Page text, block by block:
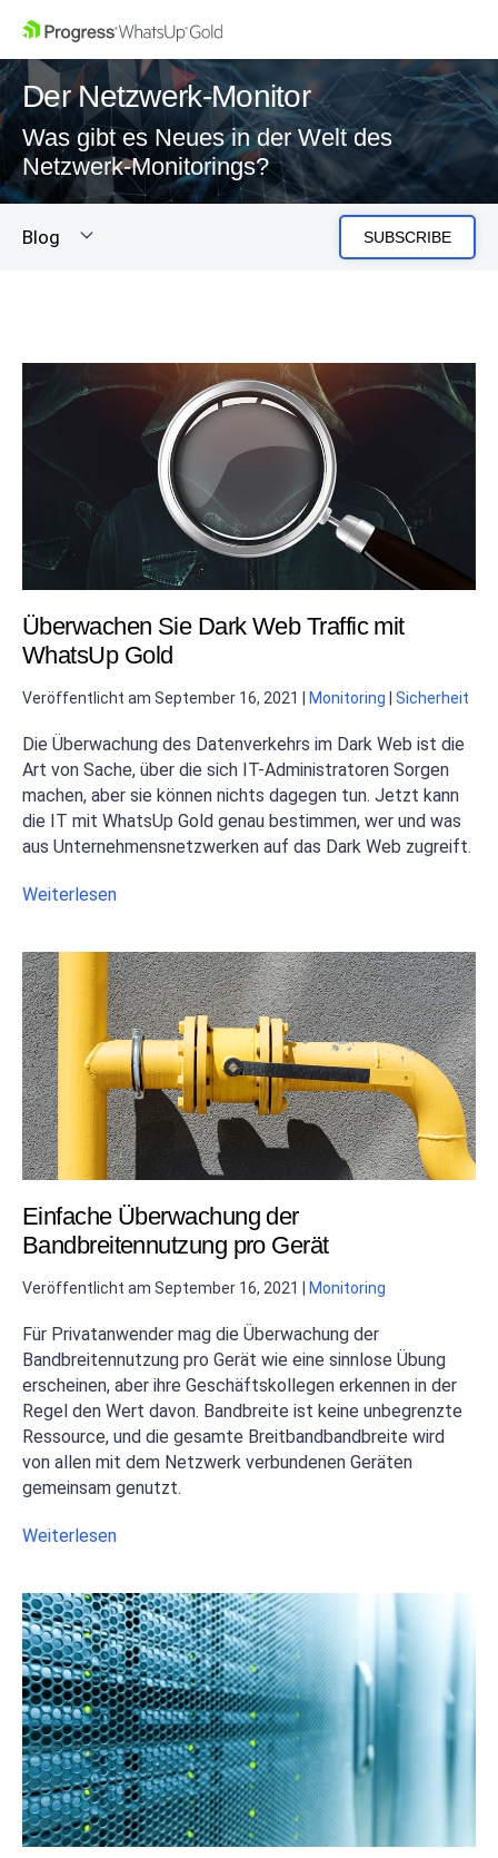
Der Netzwerk-Monitor
Was gibt es Neues in der Welt des
Netzwerk-Monitorings?
Blog SUBSCRIBE
Überwachen Sie Dark Web Traffic mit
WhatsUp Gold
Veröffentlicht am September 16, 2021 Monitoring Sicherheit
Die Überwachung des Datenverkehrs im Dark Web ist die
Art von Sache, über die sich IT-Administratoren Sorgen
machen, aber sie können nichts dagegen tun. Jetzt kann
die IT mit WhatsUp Gold genau bestimmen, wer und was
aus Unternehmensnetzwerken auf das Dark Web zugreift.
Weiterlesen
Einfache Überwachung der
Bandbreitennutzung pro Gerät
Veröffentlicht am September 16, 2021 | Monitoring
Für Privatanwender mag die Überwachung der
Bandbreitennutzung pro Gerät wie eine sinnlose Übung
erscheinen, aber ihre Geschäftskollegen erkennen in der
Regel den Wert davon. Bandbreite ist keine unbegrenzte
Ressource, und die gesamte Breitbandbandbreite wird
von allen mit dem Netzwerk verbundenen Geräten
gemeinsam genutzt.
Weiterlesen